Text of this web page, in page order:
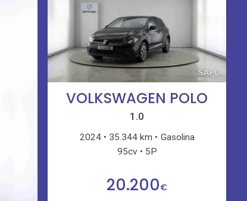
VOLKSWAGEN POLO
1.0
2024 35.344 km
Gasolina
95cv
5P
20.200€